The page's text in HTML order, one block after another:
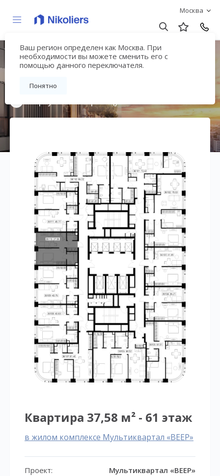
Москва
Ваш регион определен как Москва. При
необходимости вы можете сменить его с
помощью данного переключателя.
Понятно
Мультиквартал
«ВЕЕР»
Квартира 37,58 м² - 61 этаж
в жилом комплексе Мультиквартал «ВЕЕР»
Проект: Мультиквартал «ВЕЕР»